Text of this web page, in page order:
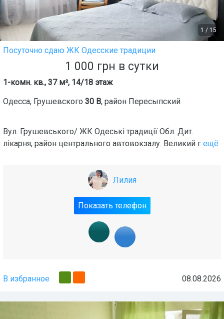
1 / 15
Посуточно сдаю ЖК Одесские традиции
1 000 грн в сутки
1-комн. кв., 37 м², 14/18 этаж
Одесса, Грушевского 30 В, район Пересыпский
Вул. Грушевського/ ЖК Одеські традиції Обл. Дит.
лікарня, район центрального автовокзалу. Великий г ещё
Лилия
Показать телефон
В избранное 08.08.2026